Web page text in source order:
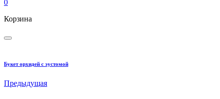
0
Корзина
Букет орхидей с эустомой
Предыдущая